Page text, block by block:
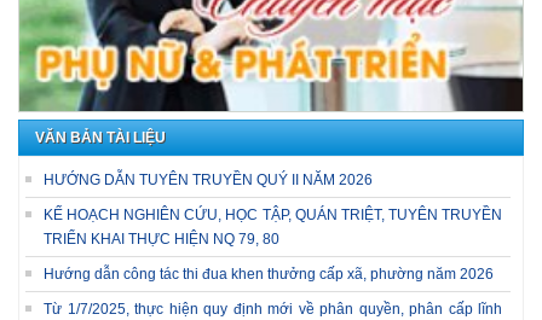
VĂN BẢN TÀI LIỆU
HƯỚNG DẪN TUYÊN TRUYỀN QUÝ II NĂM 2026
KẾ HOẠCH NGHIÊN CỨU, HỌC TẬP, QUÁN TRIỆT, TUYÊN TRUYỀN
TRIỂN KHAI THỰC HIỆN NQ 79, 80
Hướng dẫn công tác thi đua khen thưởng cấp xã, phường năm 2026
Từ 1/7/2025, thực hiện quy định mới về phân quyền, phân cấp lĩnh